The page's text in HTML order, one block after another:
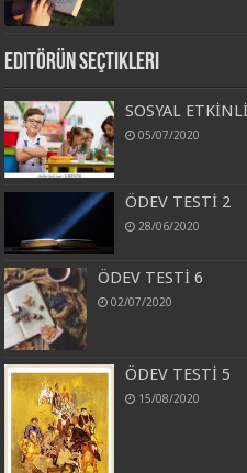
Editörün Seçtikleri
SOSYAL
05/07/2020
ÖDEV TESTİ 2
28/06/2020
ÖDEV TESTİ 6
02/07/2020
ÖDEV TESTİ 5
15/08/2020